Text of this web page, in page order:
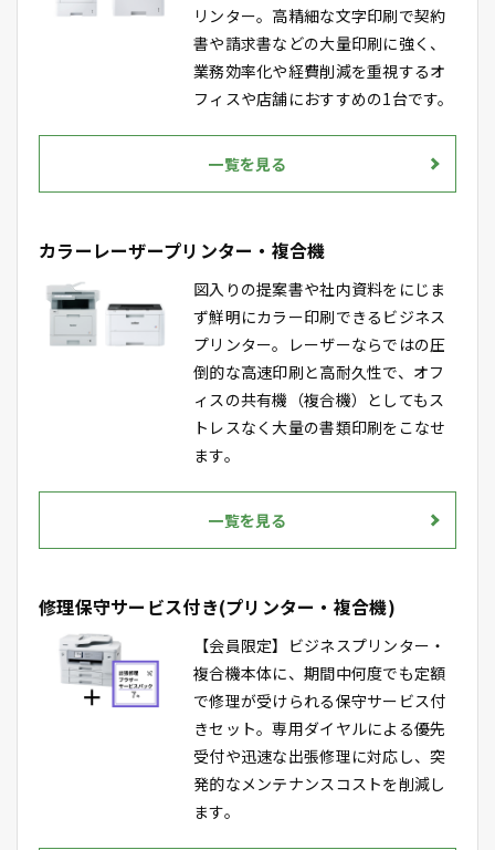
リンター。高精細な文字印刷で契約
書や請求書などの大量印刷に強く、
業務効率化や経費削減を重視するオ
フィスや店舗におすすめの1台です。
一覧を見る
カラーレーザープリンター・複合機
図入りの提案書や社内資料をにじま
ず鮮明にカラー印刷できるビジネス
プリンター。レーザーならではの圧
倒的な高速印刷と高耐久性で、オフ
ィスの共有機（複合機）としてもス
トレスなく大量の書類印刷をこなせ
ます。
一覧を見る
修理保守サービス付き(プリンター・複合機)
【会員限定】ビジネスプリンター・
複合機本体に、期間中何度でも定額
で修理が受けられる保守サービス付
きセット。専用ダイヤルによる優先
受付や迅速な出張修理に対応し、突
発的なメンテナンスコストを削減し
ます。